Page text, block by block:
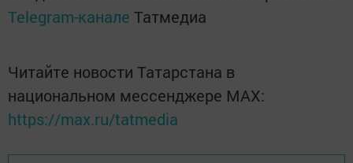
Telegram-канале Татмедиа
Читайте новости Татарстана в
национальном мессенджере MАХ:
https://max.ru/tatmedia